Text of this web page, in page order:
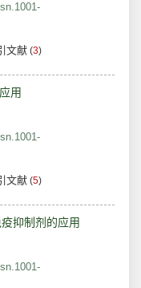
文献 (3)
用
文献 (5)
抑制剂的应用